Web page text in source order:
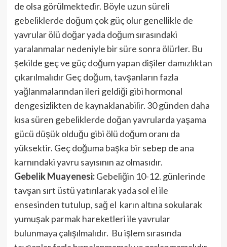
de olsa görülmektedir. Böyle uzun süreli
gebeliklerde doğum çok güç olur genellikle de
yavrular ölü doğar yada doğum sırasındaki
yaralanmalar nedeniyle bir süre sonra ölürler. Bu
şekilde geç ve güç doğum yapan dişiler damızlıktan
çıkarılmalıdır Geç doğum, tavşanların fazla
yağlanmalarından ileri geldiği gibi hormonal
dengesizlikten de kaynaklanabilir. 30 günden daha
kısa süren gebeliklerde doğan yavrularda yaşama
gücü düşük olduğu gibi ölü doğum oranı da
yüksektir. Geç doğuma başka bir sebep de ana
karnındaki yavru sayısının az olmasıdır.
Gebelik Muayenesi:Gebeliğin 10-12. günlerinde
tavşan sırt üstü yatırılarak yada sol el ile
ensesinden tutulup, sağ el karın altına sokularak
yumuşak parmak hareketleri ile yavrular
bulunmaya çalışılmalıdır. Bu işlem sırasında